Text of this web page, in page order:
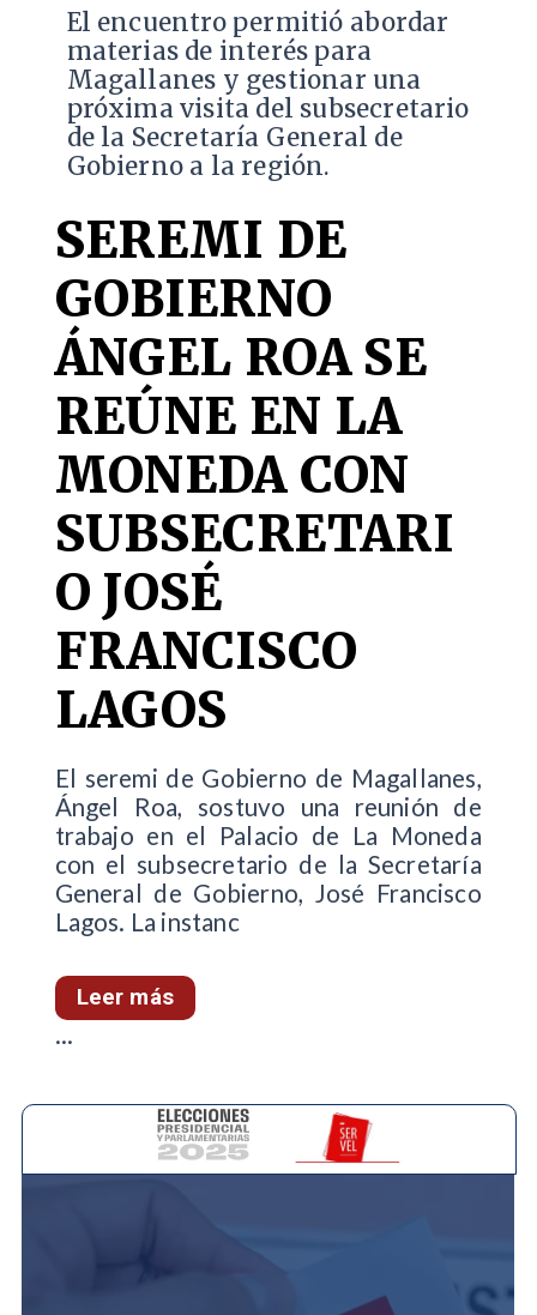
El encuentro permitió abordar
materias de interés para
Magallanes y gestionar una
próxima visita del subsecretario
de la Secretaría General de
Gobierno a la región.
SEREMI DE
GOBIERNO
ÁNGEL ROA SE
REÚNE EN LA
MONEDA CON
SUBSECRETARI
O JOSÉ
FRANCISCO
LAGOS
El seremi de Gobierno de Magallanes,
Ángel Roa, sostuvo una reunión de
trabajo en el Palacio de La Moneda
con el subsecretario de la Secretaría
General de Gobierno, José Francisco
Lagos. La instanc
Leer más
...